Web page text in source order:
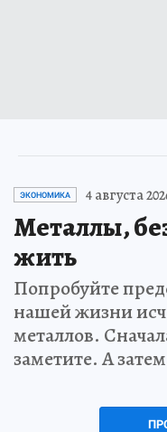
ЭКОНОМИКА 4 августа
Металлы,
жить
Попробуйте
нашей жизни
металлов.
заметите. А